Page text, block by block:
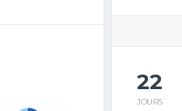
22
JOURS